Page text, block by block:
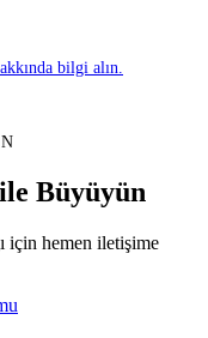
bilgi alın.
ile Büyüyün
için hemen iletişime